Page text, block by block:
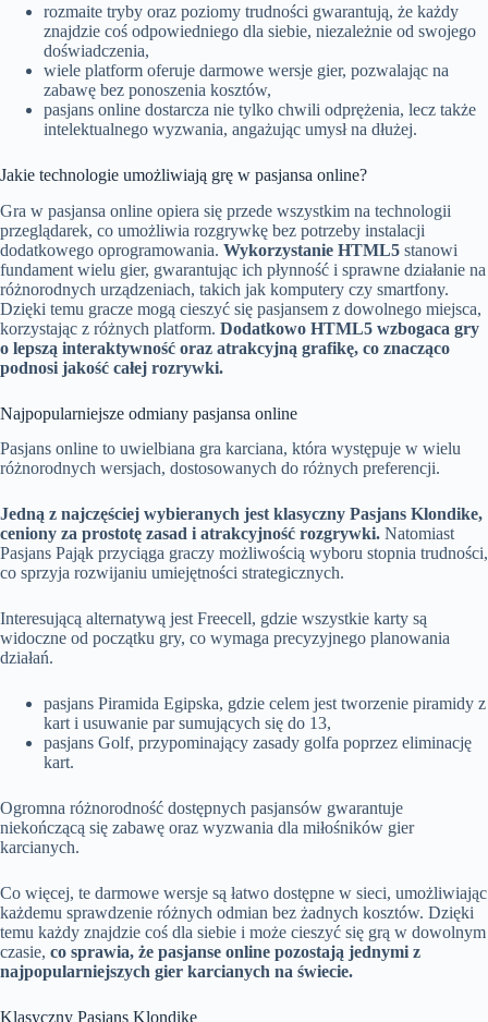
rozmaite tryby oraz poziomy trudności gwarantują, że każdy
znajdzie coś odpowiedniego dla siebie, niezależnie od swojego
doświadczenia,
wiele platform oferuje darmowe wersje gier, pozwalając na
zabawę bez ponoszenia kosztów,
pasjans online dostarcza nie tylko chwili odprężenia, lecz także
intelektualnego wyzwania, angażując umysł na dłużej.
Jakie technologie umożliwiają grę w pasjansa online?
Gra w pasjansa online opiera się przede wszystkim na technologii
przeglądarek, co umożliwia rozgrywkę bez potrzeby instalacji
dodatkowego oprogramowania. Wykorzystanie HTML5 stanowi
fundament wielu gier, gwarantując ich płynność i sprawne działanie na
różnorodnych urządzeniach, takich jak komputery czy smartfony.
Dzięki temu gracze mogą cieszyć się pasjansem z dowolnego miejsca,
korzystając z różnych platform. Dodatkowo HTML5 wzbogaca gry
o lepszą interaktywność oraz atrakcyjną grafikę, co znacząco
podnosi jakość całej rozrywki.
Najpopularniejsze odmiany pasjansa online
Pasjans online to uwielbiana gra karciana, która występuje w wielu
różnorodnych wersjach, dostosowanych do różnych preferencji.
Jedną z najczęściej wybieranych jest klasyczny Pasjans Klondike,
ceniony za prostotę zasad i atrakcyjność rozgrywki. Natomiast
Pasjans Pająk przyciąga graczy możliwością wyboru stopnia trudności,
co sprzyja rozwijaniu umiejętności strategicznych.
Interesującą alternatywą jest Freecell, gdzie wszystkie karty są
widoczne od początku gry, co wymaga precyzyjnego planowania
działań.
pasjans Piramida Egipska, gdzie celem jest tworzenie piramidy z
kart i usuwanie par sumujących się do 13,
pasjans Golf, przypominający zasady golfa poprzez eliminację
kart.
Ogromna różnorodność dostępnych pasjansów gwarantuje
niekończącą się zabawę oraz wyzwania dla miłośników gier
karcianych.
Co więcej, te darmowe wersje są łatwo dostępne w sieci, umożliwiając
każdemu sprawdzenie różnych odmian bez żadnych kosztów. Dzięki
temu każdy znajdzie coś dla siebie i może cieszyć się grą w dowolnym
czasie, co sprawia, że pasjanse online pozostają jednymi z
najpopularniejszych gier karcianych na świecie.
Klasyczny Pasjans Klondike